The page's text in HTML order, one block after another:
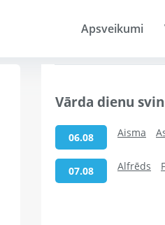
Apsveikumi
Vārda dienu
06.08 Aisma
07.08 Alfrēds